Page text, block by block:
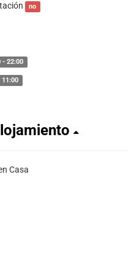
no
- 22:00
11:00
Casa